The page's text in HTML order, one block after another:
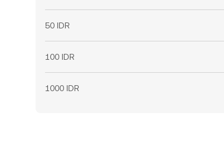
50 IDR
100 IDR
1000 IDR